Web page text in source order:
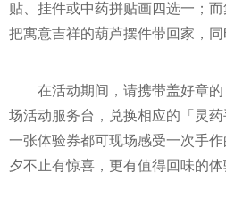
贴、挂件或中药拼贴画四选一；
把寓意吉祥的葫芦摆件带回家，同
在活动期间，请携带盖好章
场活动服务台，兑换相应的「灵
一张体验券都可现场感受一次手
夕不止有惊喜，更有值得回味的体